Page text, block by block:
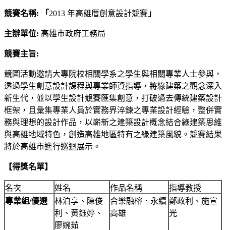
競賽名稱: 「 2013 年高雄厝創意設計競賽 」
主辦單位: 高雄市政府工務局
競賽主旨:
競圖活動邀請大專院校相關學系之學生與相關專業人士參與，
透過學生創意設計課程與專業師資指導，將綠建築之觀念深入
新生代，並以學生設計競賽匯集創意，打破過去傳統建築設計
框架，且彙集專業人員於實務界淬鍊之專業設計經驗，整併實
務與理想的設計作品，以嶄新之建築設計概念結合綠建築思維
與高雄地域特色，創造高雄地區特有之綠建築風貌。競賽結果
將於高雄市進行巡迴展示。
【得獎名單】
名次 姓名 作品名稱
指導教授
專業組/優選
林泊享、陳俊
利、黃鈺婷、
廖婉茹
合樂融榕．永續
高雄
鄭政利、施宣
光